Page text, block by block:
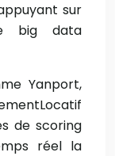
sur
big data
Yanport,
de scoring
réel la